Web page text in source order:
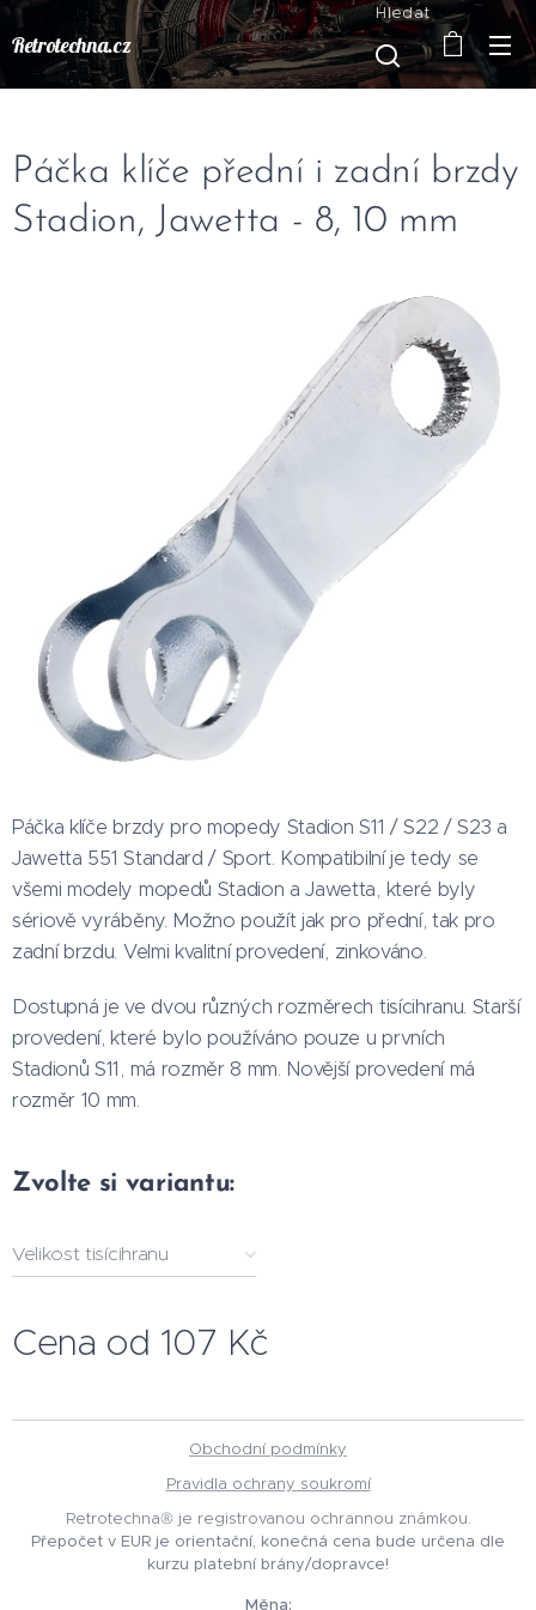
Retrotechna.cz
Hledat
Páčka klíče přední i zadní brzdy
Stadion, Jawetta - 8, 10 mm
Páčka klíče brzdy pro mopedy Stadion S11 / S22 / S23 a
Jawetta 551 Standard / Sport. Kompatibilní je tedy se
všemi modely mopedů Stadion a Jawetta, které byly
sériově vyráběny. Možno použít jak pro přední, tak pro
zadní brzdu. Velmi kvalitní provedení, zinkováno.
Dostupná je ve dvou různých rozměrech tisícihranu. Starší
provedení, které bylo používáno pouze u prvních
Stadionů S11, má rozměr 8 mm. Novější provedení má
rozměr 10 mm.
Zvolte si variantu:
Velikost tisícihranu
Cena od 107 Kč
Obchodní podmínky
Pravidla ochrany soukromí
Retrotechna® je registrovanou ochrannou známkou.
Přepočet v EUR je orientační, konečná cena bude určena dle
kurzu platební brány/dopravce!
Měna